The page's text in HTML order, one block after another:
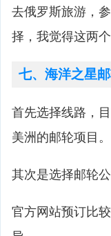
去俄罗斯旅游，
择，我觉得这两
七、海洋之星
首先选择线路，
美洲的邮轮项目。
其次是选择邮轮
官方网站预订比